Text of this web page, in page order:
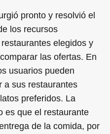
pronto y resolvió el
los recursos
elegidos y
las ofertas. En
usuarios pueden
a sus restaurantes
preferidos. La
es que el restaurante
de la comida, por